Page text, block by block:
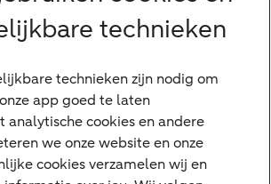
technieken
technieken zijn nodig om
app goed te laten
analytische cookies en andere
we onze website en onze
cookies verzamelen wij en